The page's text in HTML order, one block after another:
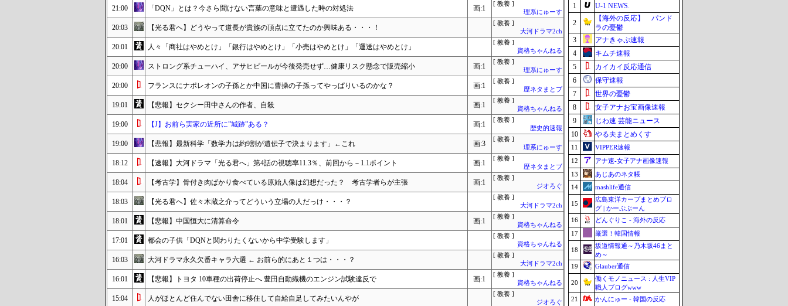
21:00 「DQN」とは？今さら聞けない言葉の意味と遭遇した時の対処法 画:1
[ 教養 ]
理系にゅーす
20:03 【光る君へ】どうやって道長が貴族の頂点に立てたのか興味ある・・・！
[ 教養 ]
大河ドラマ2ch
20:01 人々「商社はやめとけ」「銀行はやめとけ」「小売はやめとけ」「運送はやめとけ」
[ 教養 ]
資格ちゃんねる
20:00 ストロング系チューハイ、アサヒビールが今後発売せず…健康リスク懸念で販売縮小 画:1
[ 教養 ]
理系にゅーす
20:00 フランスにナポレオンの子孫とか中国に曹操の子孫ってやっぱりいるのかな？ 画:1
[ 教養 ]
歴ネタまとブ
19:01 【悲報】セクシー田中さんの作者、自殺 画:1
[ 教養 ]
資格ちゃんねる
19:00 【J】お前ら実家の近所に”城跡”ある？ 画:1
[ 教養 ]
歴史的速報
19:00 【悲報】最新科学「数学力は約9割が遺伝子で決まります」←これ 画:3
[ 教養 ]
理系にゅーす
18:12 【速報】大河ドラマ「光る君へ」第4話の視聴率11.3％、前回から－1.1ポイント 画:1
[ 教養 ]
歴ネタまとブ
18:04 【考古学】骨付き肉ばかり食べている原始人像は幻想だった？ 考古学者らが主張 画:1
[ 教養 ]
ジオろぐ
18:03 【光る君へ】佐々木蔵之介ってどういう立場の人だっけ・・・？
[ 教養 ]
大河ドラマ2ch
18:01 【悲報】中国恒大に清算命令 画:1
[ 教養 ]
資格ちゃんねる
17:01 都会の子供「DQNと関わりたくないから中学受験します」
[ 教養 ]
資格ちゃんねる
16:03 大河ドラマ永久欠番キャラ六選 ← お前ら的にあと１つは・・・？
[ 教養 ]
大河ドラマ2ch
16:01 【悲報】トヨタ 10車種の出荷停止へ 豊田自動織機のエンジン試験違反で 画:1
[ 教養 ]
資格ちゃんねる
15:04 人がほとんど住んでない田舎に移住して自給自足してみたいんやが
[ 教養 ]
ジオろぐ
1
U-1 NEWS.
2
【海外の反応】 パンド
ラの憂鬱
3
アナきゃぷ速報
4
キムチ速報
5
カイカイ反応通信
6
保守速報
7
世界の憂鬱
8
女子アナお宝画像速報
9
じわ速 芸能ニュース
10
やる夫まとめくす
11
VIPPER速報
12
アナ速‐女子アナ画像速報
13
あじあのネタ帳
14
mashlife通信
15
広島東洋カープまとめブロ
グ | かーぷぶーん
16
どんぐりこ - 海外の反応
17
厳選！韓国情報
18
坂道情報通～乃木坂46まと
め～
19
Glauber通信
20
働くモノニュース : 人生VIP
職人ブログwww
21
かんにゅー - 韓国の反応